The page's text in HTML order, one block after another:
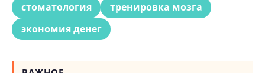
стоматология
тренировка мозга
экономия денег